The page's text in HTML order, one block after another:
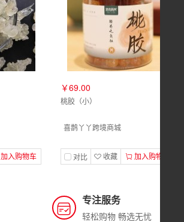
加入购物车
￥69.00
桃胶（小）
喜鹊丫丫跨境商城
对比 收藏 加入购物车
专注服务
轻松购物 畅选无忧